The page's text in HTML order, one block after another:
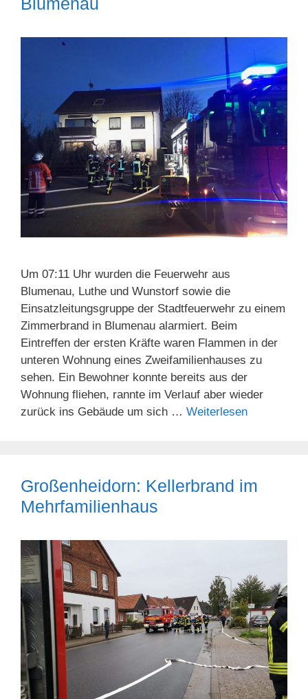
Um 07:11 Uhr wurden die Feuerwehr aus
Blumenau, Luthe und Wunstorf sowie die
Einsatzleitungsgruppe der Stadtfeuerwehr zu einem
Zimmerbrand in Blumenau alarmiert. Beim
Eintreffen der ersten Kräfte waren Flammen in der
unteren Wohnung eines Zweifamilienhauses zu
sehen. Ein Bewohner konnte bereits aus der
Wohnung fliehen, rannte im Verlauf aber wieder
zurück ins Gebäude um sich … Weiterlesen
Großenheidorn: Kellerbrand im
Mehrfamilienhaus